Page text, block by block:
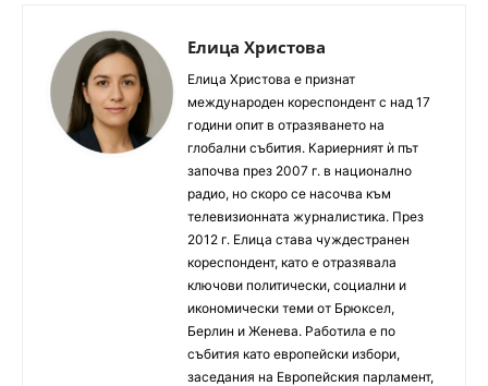
Елица Христова
Елица Христова е признат
международен кореспондент с над 17
години опит в отразяването на
глобални събития. Кариерният ѝ път
започва през 2007 г. в национално
радио, но скоро се насочва към
телевизионната журналистика. През
2012 г. Елица става чуждестранен
кореспондент, като е отразявала
ключови политически, социални и
икономически теми от Брюксел,
Берлин и Женева. Работила е по
събития като европейски избори,
заседания на Европейския парламент,